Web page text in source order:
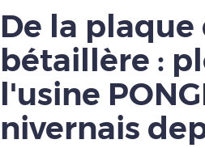
De la
bétaillère :
l'usine
nivernais